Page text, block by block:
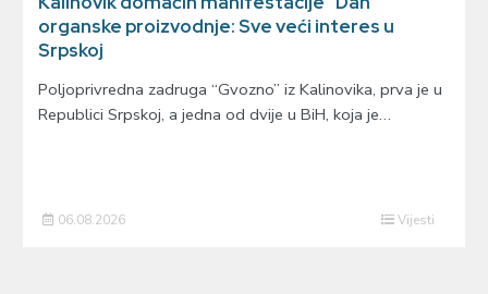
organske proizvodnje: Sve veći interes u
Srpskoj
Poljoprivredna zadruga “Gvozno” iz Kalinovika, prva je u
Republici Srpskoj, a jedna od dvije u BiH, koja je…
06.08.2026 Vijesti